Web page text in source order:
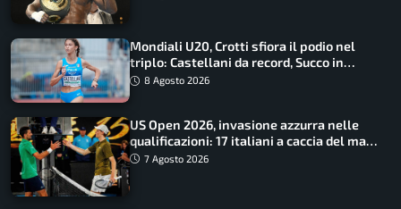
Mondiali U20, Crotti sfiora il podio nel
triplo: Castellani da record, Succo in
finale
8 Agosto 2026
US Open 2026, invasione azzurra nelle
qualificazioni: 17 italiani a caccia del main
draw7 Agosto 2026